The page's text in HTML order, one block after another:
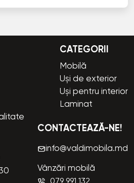
CATEGORII
Mobilă
Uși de exterior
Uși pentru interior
Laminat
CONTACTEAZĂ-NE!
info@valdimobila.md
Vânzări mobilă